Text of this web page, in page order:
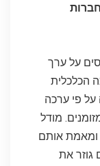
על ערך
הכלכלית
פי ערכה
מודל
ומאמת אותם
גוזר את